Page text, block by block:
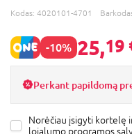
Kodas: 4020101-4701
-10% 25,19
Perkant papildomą
Norėčiau įsigyti kortelę
lojalumo programos